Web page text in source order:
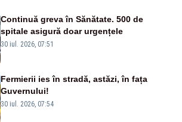
Continuă greva în Sănătate. 500 de
spitale asigură doar urgențele
30 iul. 2026, 07:51
Fermierii ies în stradă, astăzi, în fața
Guvernului!
30 iul. 2026, 07:54